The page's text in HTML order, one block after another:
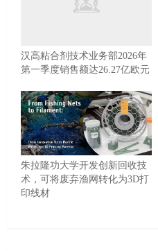
汉高粘合剂技术业务部2026年
第一季度销售额达26.27亿欧元
朱拉隆功大学开发创新回收技
术，可将废弃渔网转化为3D打
印线材